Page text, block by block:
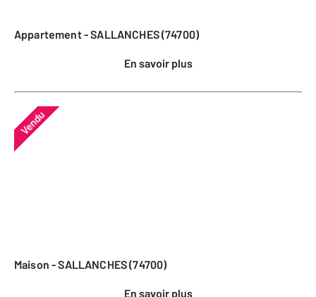
Appartement - SALLANCHES (74700)
En savoir plus
Vendu
Maison - SALLANCHES (74700)
En savoir plus